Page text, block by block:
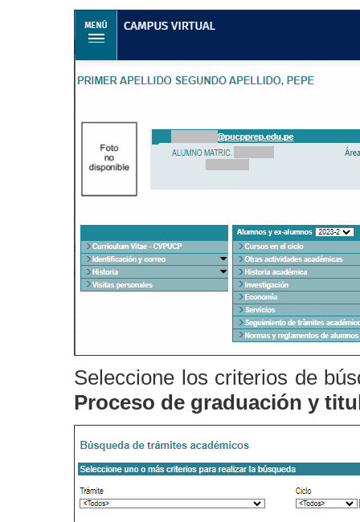
Seleccione los criterios de
Proceso de graduación y